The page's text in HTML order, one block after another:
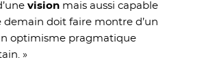
vision mais aussi capable
demain doit faire montre d’un
optimisme pragmatique
»